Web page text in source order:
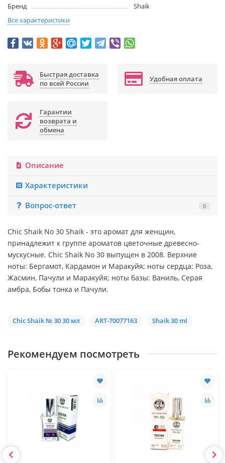
Бренд
Shaik
Все характеристики
Быстрая доставка
по всей России
Удобная оплата
Гарантии
возврата и
обмена
Описание
Характеристики
Вопрос-ответ
0
Chic Shaik No 30 Shaik - это аромат для женщин,
принадлежит к группе ароматов цветочные древесно-
мускусные. Chic Shaik No 30 выпущен в 2008. Верхние
ноты: Бергамот, Кардамон и Маракуйя; ноты сердца: Роза,
Жасмин, Пачули и Маракуйя; ноты базы: Ваниль, Серая
амбра, Бобы тонка и Пачули.
Chic Shaik № 30 30 мл ART-70077163 Shaik 30 ml
Рекомендуем посмотреть